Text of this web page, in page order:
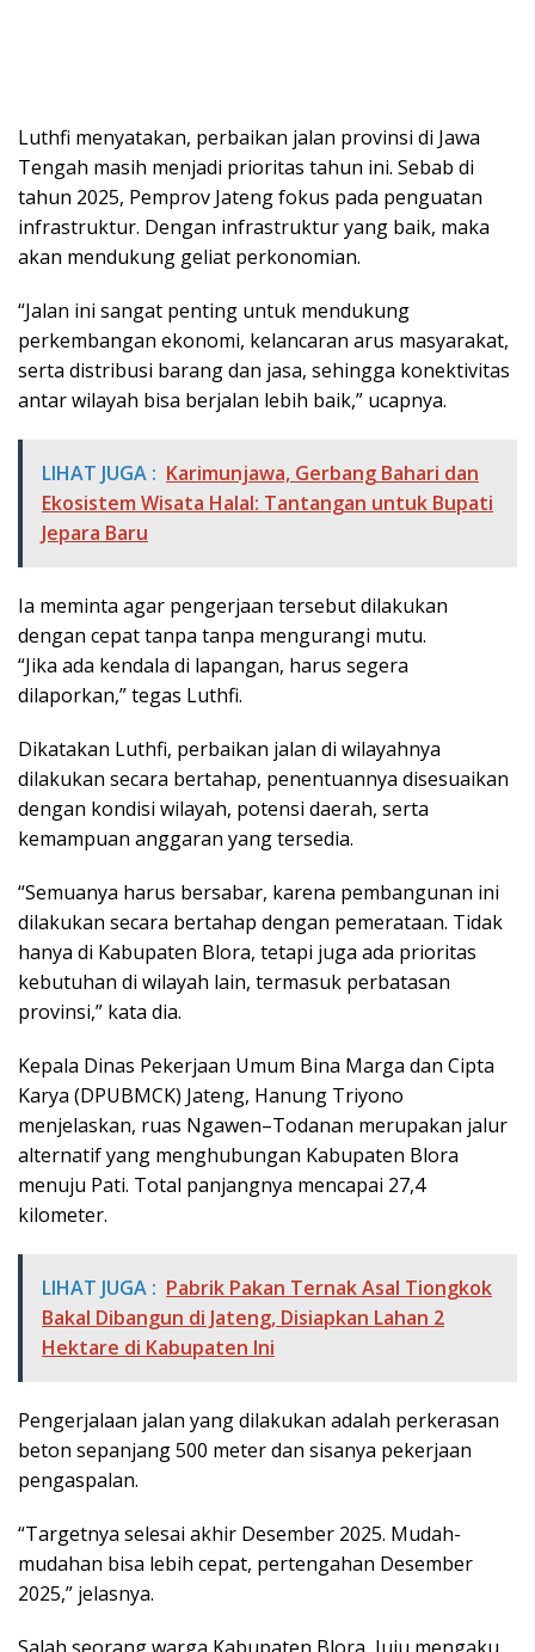
Luthfi menyatakan, perbaikan jalan provinsi di Jawa
Tengah masih menjadi prioritas tahun ini. Sebab di
tahun 2025, Pemprov Jateng fokus pada penguatan
infrastruktur. Dengan infrastruktur yang baik, maka
akan mendukung geliat perkonomian.
“Jalan ini sangat penting untuk mendukung
perkembangan ekonomi, kelancaran arus masyarakat,
serta distribusi barang dan jasa, sehingga konektivitas
antar wilayah bisa berjalan lebih baik,” ucapnya.
LIHAT JUGA : Karimunjawa, Gerbang Bahari dan
Ekosistem Wisata Halal: Tantangan untuk Bupati
Jepara Baru
Ia meminta agar pengerjaan tersebut dilakukan
dengan cepat tanpa tanpa mengurangi mutu.
“Jika ada kendala di lapangan, harus segera
dilaporkan,” tegas Luthfi.
Dikatakan Luthfi, perbaikan jalan di wilayahnya
dilakukan secara bertahap, penentuannya disesuaikan
dengan kondisi wilayah, potensi daerah, serta
kemampuan anggaran yang tersedia.
“Semuanya harus bersabar, karena pembangunan ini
dilakukan secara bertahap dengan pemerataan. Tidak
hanya di Kabupaten Blora, tetapi juga ada prioritas
kebutuhan di wilayah lain, termasuk perbatasan
provinsi,” kata dia.
Kepala Dinas Pekerjaan Umum Bina Marga dan Cipta
Karya (DPUBMCK) Jateng, Hanung Triyono
menjelaskan, ruas Ngawen–Todanan merupakan jalur
alternatif yang menghubungan Kabupaten Blora
menuju Pati. Total panjangnya mencapai 27,4
kilometer.
LIHAT JUGA : Pabrik Pakan Ternak Asal Tiongkok
Bakal Dibangun di Jateng, Disiapkan Lahan 2
Hektare di Kabupaten Ini
Pengerjalaan jalan yang dilakukan adalah perkerasan
beton sepanjang 500 meter dan sisanya pekerjaan
pengaspalan.
“Targetnya selesai akhir Desember 2025. Mudah-
mudahan bisa lebih cepat, pertengahan Desember
2025,” jelasnya.